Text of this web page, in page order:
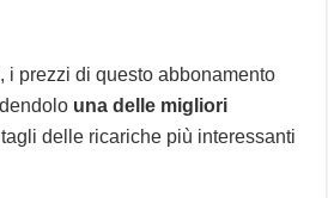
, i prezzi di questo abbonamento
una delle migliori
delle ricariche più interessanti